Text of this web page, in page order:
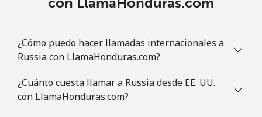
¿Cómo puedo hacer llamadas internacionales a
Russia con LlamaHonduras.com?
¿Cuánto cuesta llamar a Russia desde EE. UU.
con LlamaHonduras.com?